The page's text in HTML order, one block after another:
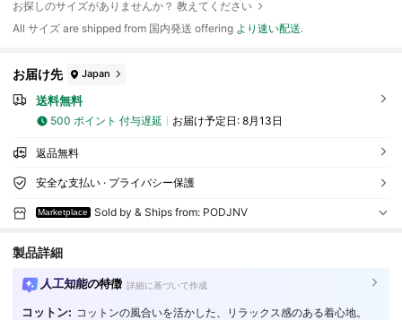
お探しのサイズがありませんか？ 教えてください
All サイズ are shipped from 国内発送 offering より速い配送.
お届け先 Japan
送料無料
500 ポイント 付与遅延 お届け予定日: 8月13日
返品無料
安全な支払い · プライバシー保護
Marketplace Sold by & Ships from: PODJNV
製品詳細
人工知能の特徴 詳細に基づいて作成
コットン: コットンの風合いを活かした、リラックス感のある着心地。